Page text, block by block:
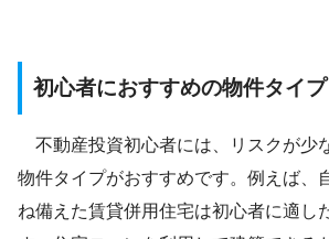
初心者におすすめの物件タイプ
不動産投資初心者には、リスクが少
物件タイプがおすすめです。例えば、
ね備えた賃貸併用住宅は初心者に適し